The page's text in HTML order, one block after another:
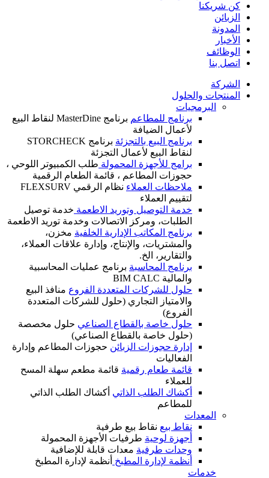
كن شريكنا
الزبائن
المدونة
الأخبار
الوظائف
اتصل بنا
الشركة
المنتجات والحلول
البرمجيات
برنامج للمطاعم
برنامج MasterDine لنقاط البيع
لأعمال الضيافة
برنامج البيع بالتجزئة
برنامج STORCHECK
لنقاط البيع لأعمال التجزئة
برامج للأجهزة المحمولة طلب الكمبيوتر اللوحي ،
حجوزات المطاعم ، قائمة الطعام الرقمية
ملاحظات العملاء
نظام الرقمي FLEXSURV
لتقييم العملاء
خدمة التوصيل وتوريد الاطعمة خدمة توصيل
الطلبات، ومركز الاتصالات وخدمة توريد الاطعمة
برنامج المكاتب الإدارية الخلفية مخزن،
والمشتريات، والإنتاج، وإدارة علاقات العملاء،
والتقارير، الخ.
برنامج المحاسبة برنامج عمليات المحاسبية
والمالية BIM CALC
حلول للشركات المتعددة الفروع منافذ البيع
والامتياز التجاري (حلول للشركات المتعددة
الفروع)
حلول خاصة بالقطاع الصناعي حلول مخصصة
(حلول خاصة بالقطاع الصناعي)
إدارة حجوزات الزبائن حجوزات المطاعم وإدارة
الفعاليات
قائمة طعام رقمية قائمة مطعم سهلة المسح
للعملاء
أكشاك الطلب الذاتي أكشاك الطلب الذاتي
للمطاعم
المعدات
نقاط بيع نقاط بيع طرفية
أجهزة لوحية طرفيات الأجهزة المحمولة
وحدات طرفية معدات قابلة للإضافية
أنظمة لإدارة المطبخ أنظمة لإدارة المطبخ
خدمات